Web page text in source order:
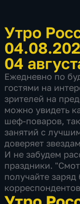
Утро
04
Ежедневно по
гостями на
зрителей на
можно увидеть
шеф-поваров,
занятий с
доверяет
И не забудем
праздники.
получайте